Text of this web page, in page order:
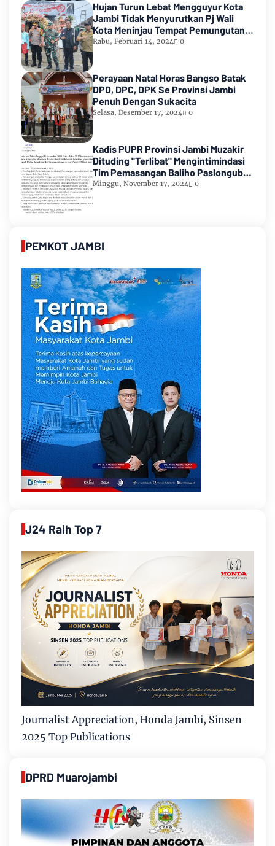
Hujan Turun Lebat Mengguyur Kota
Jambi Tidak Menyurutkan Pj Wali
Kota Meninjau Tempat Pemungutan
Suara Pemilu 2024
Rabu, Februari 14, 2024 0
Perayaan Natal Horas Bangso Batak
DPD, DPC, DPK Se Provinsi Jambi
Penuh Dengan Sukacita
Selasa, Desember 17, 2024 0
Kadis PUPR Provinsi Jambi Muzakir
Dituding "Terlibat" Mengintimindasi
Tim Pemasangan Baliho Paslongub
Romi-Sudirman
Minggu, November 17, 2024 0
PEMKOT JAMBI
J24 Raih Top 7
Journalist Appreciation, Honda Jambi, Sinsen
2025 Top Publications
DPRD Muarojambi